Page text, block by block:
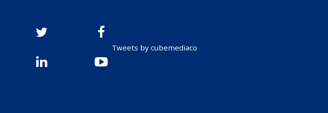
Tweets by cubemediaco